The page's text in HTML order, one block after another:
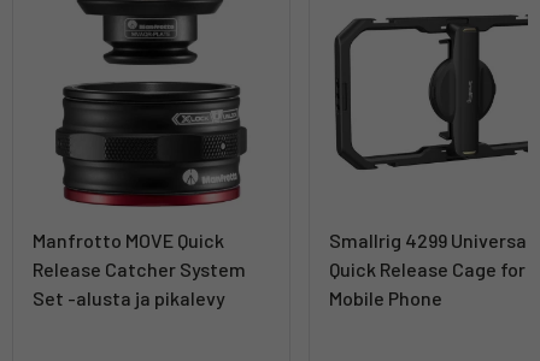
Manfrotto MOVE Quick
Release Catcher System
Set -alusta ja pikalevy
Smallrig 4299 Universal
Quick Release Cage for
Mobile Phone